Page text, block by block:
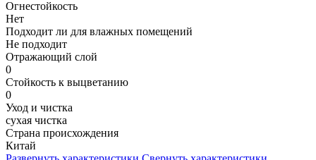
Огнестойкость
Нет
Подходит ли для влажных помещений
Не подходит
Отражающий слой
0
Стойкость к выцветанию
0
Уход и чистка
сухая чистка
Страна происхождения
Китай